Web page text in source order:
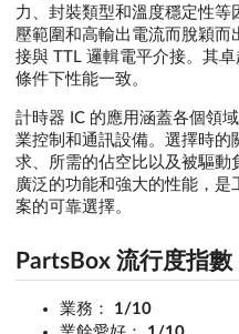
力、封裝類型和溫度穩定性
壓範圍和高輸出電流而脫穎而
接與 TTL 邏輯電平介接。其
條件下性能一致。
計時器 IC 的應用涵蓋各個領
業控制和通訊設備。選擇時的
求、所需的佔空比以及被驅
廣泛的功能和強大的性能，
案的可靠選擇。
PartsBox 流行度指數
業務：
1/10